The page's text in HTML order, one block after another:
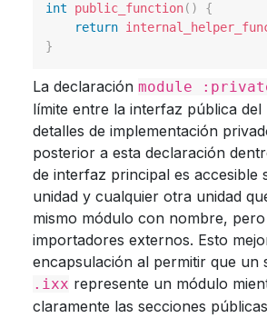
int public_function( )
{
return
}
La declaración module
límite entre la interfaz pública del
detalles de implementación
posterior a esta declaración
de interfaz principal es accesible
unidad y cualquier otra unidad
mismo módulo con nombre,
importadores externos. Esto
encapsulación al permitir que un
.ixx represente un módulo
claramente las secciones